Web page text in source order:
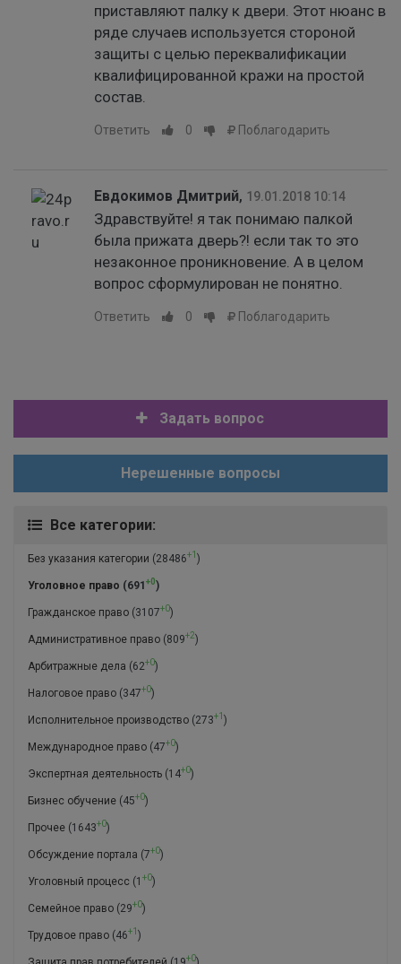
приставляют палку к двери. Этот нюанс в
ряде случаев используется стороной
защиты с целью переквалификации
квалифицированной кражи на простой
состав.
Ответить 0 Поблагодарить
Евдокимов Дмитрий, 19.01.2018 10:14
Здравствуйте! я так понимаю палкой
была прижата дверь?! если так то это
незаконное проникновение. А в целом
вопрос сформулирован не понятно.
Ответить 0 Поблагодарить
Задать вопрос
Нерешенные вопросы
Все категории:
Без указания категории (28486+1 )
Уголовное право (691+0)
Гражданское право (3107+0)
Административное право (809+2)
Арбитражные дела (62+0)
Налоговое право (347+0)
Исполнительное производство (273+1 )
Международное право (47+0)
Экспертная деятельность (14+0)
Бизнес обучение (45+0)
Прочее (1643+0)
Обсуждение портала (7+0)
Уголовный процесс (1 +0)
Семейное право (29+0)
Трудовое право (46+1 )
+0